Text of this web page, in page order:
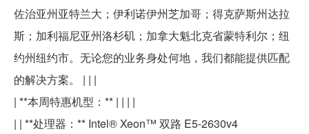
佐治亚州亚特兰大；伊利诺伊州芝加哥；得克萨斯州达拉
斯；加利福尼亚州洛杉矶；加拿大魁北克省蒙特利尔；纽
约州纽约市。无论您的业务身处何地，我们都能提供匹配
的解决方案。 | | |
| **本周特惠机型： ** | | | |
| | **处理器：** Intel® Xeon™ 双路 E5-2630v4